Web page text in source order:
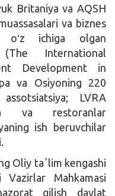
Britaniya va AQSH
va biznes
oʻz ichiga olgan
(The International
Development in
va Osiyoning 220
LVRA
va restoranlar
ish beruvchilar
Oliy taʼlim kengashi
Vazirlar Mahkamasi
qilish davlat